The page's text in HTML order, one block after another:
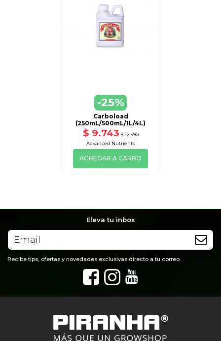
-25%
Carboload
(250mL/500mL/1L/4L)
$ 9.743 $ 12.990
Advanced Nutrients
AGREGAR A CARRO
Eleva tu inbox
Recibe tips, ofertas y novedades exclusivas directo a tu correo